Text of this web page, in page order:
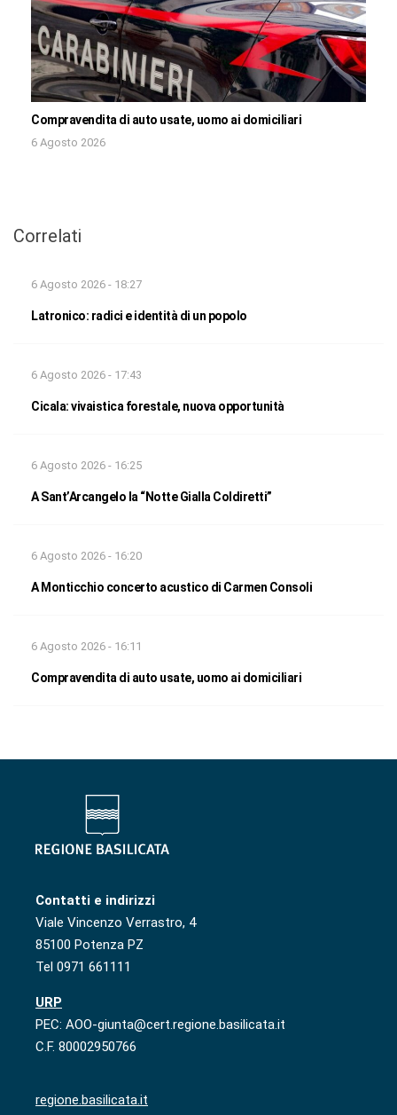
Compravendita di auto usate, uomo ai domiciliari
6 Agosto 2026
Correlati
6 Agosto 2026 - 18:27
Latronico: radici e identità di un popolo
6 Agosto 2026 - 17:43
Cicala: vivaistica forestale, nuova opportunità
6 Agosto 2026 - 16:25
A Sant’Arcangelo la “Notte Gialla Coldiretti”
6 Agosto 2026 - 16:20
A Monticchio concerto acustico di Carmen Consoli
6 Agosto 2026 - 16:11
Compravendita di auto usate, uomo ai domiciliari
Contatti e indirizzi
Viale Vincenzo Verrastro, 4
85100 Potenza PZ
Tel 0971 661111
URP
PEC: AOO-giunta@cert.regione.basilicata.it
C.F. 80002950766
regione.basilicata.it